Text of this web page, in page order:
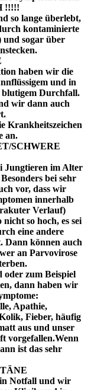
!!!!!
so lange überlebt,
kontaminierte
und sogar über
haben wir die
und in
blutigem Durchfall.
wir dann auch
Krankheitszeichen
an.
SCHWERE
Jungtieren im Alter
bei sehr
vor, dass wir
innerhalb
Verlauf)
so hoch, es sei
eine andere
können auch
an Parvovirose
oder zum Beispiel
dann haben wir
Apathie,
Fieber, häufig
aus und unser
vorgefallen.Wenn
ist das sehr
Notfall und wir